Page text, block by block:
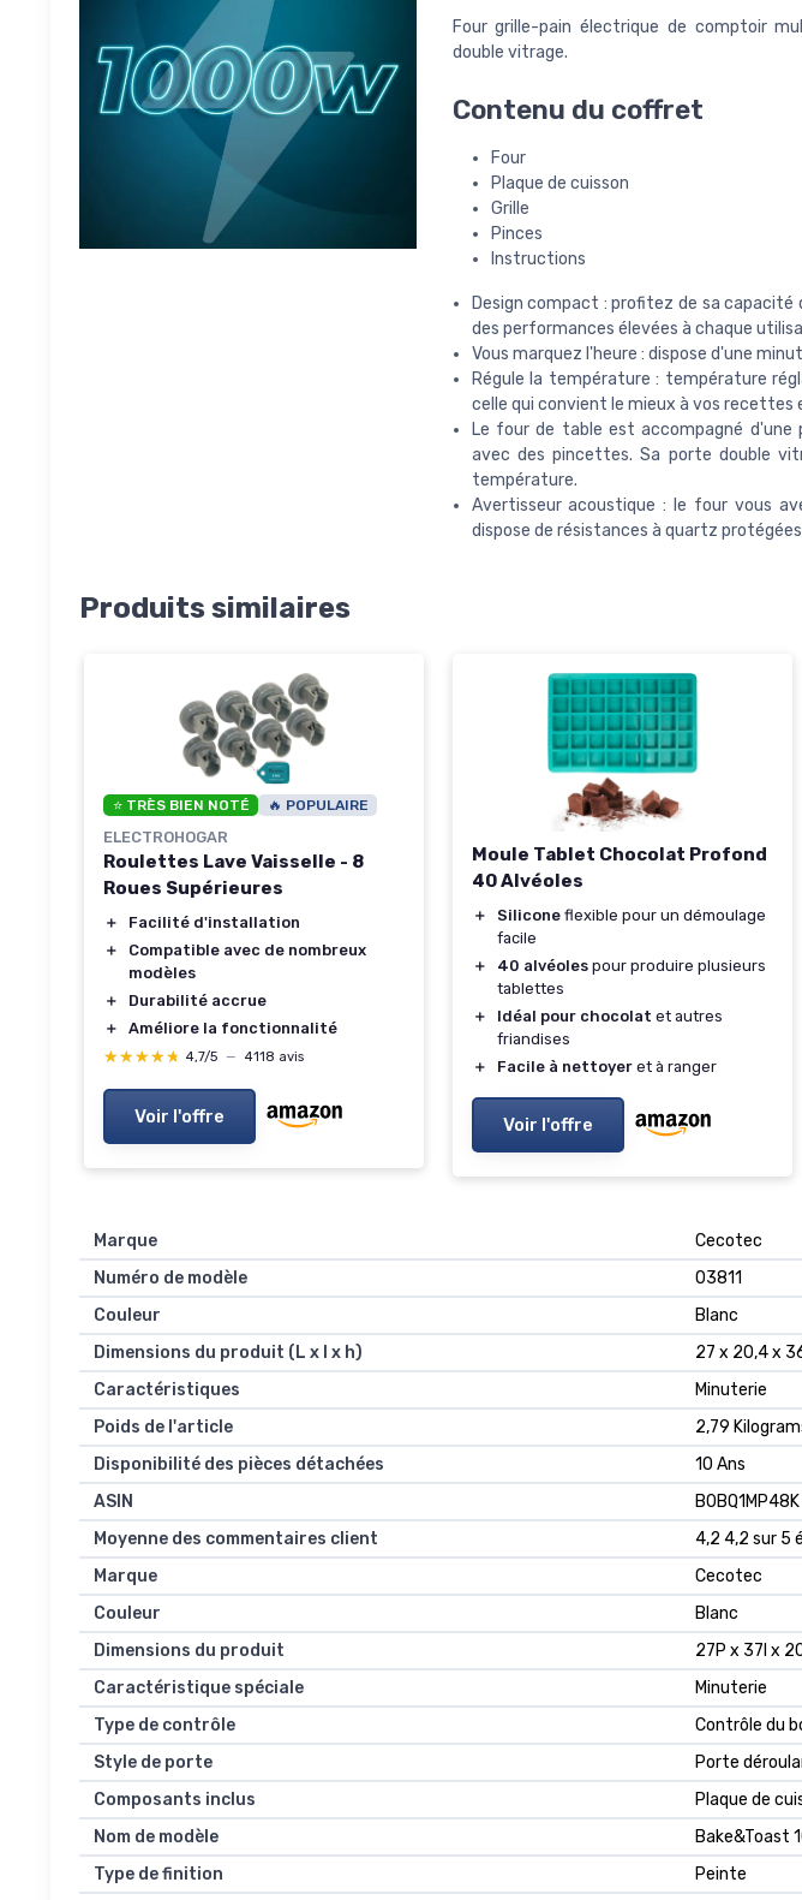
Four grille-pain électrique de comptoir
double vitrage.
Contenu du coffret
Four
Plaque de cuisson
Grille
Pinces
Instructions
Design compact : profitez de sa capacité
des performances élevées à chaque
Vous marquez l'heure : dispose d'une
Régule la température : température
celle qui convient le mieux à vos recettes
Le four de table est accompagné d'une
avec des pincettes. Sa porte double
température.
Avertisseur acoustique : le four vous
dispose de résistances à quartz
Produits similaires
⭐ TRÈS BIEN NOTÉ 🔥 POPULAIRE
ELECTROHOGAR
Roulettes Lave Vaisselle - 8
Roues Supérieures
＋
Facilité d'installation
＋
Compatible avec de nombreux
modèles
＋
Durabilité accrue
＋
Améliore la fonctionnalité
★★★★★
★★★★★ 4,7/5 — 4118 avis
Voir l'offre
Moule Tablet Chocolat Profond
40 Alvéoles
＋ Silicone flexible pour un démoulage
facile
＋
40 alvéoles pour produire plusieurs
tablettes
＋
Idéal pour chocolat et autres
friandises
＋
Facile à nettoyer et à ranger
Voir l'offre
Marque
‎Cecotec
Numéro de modèle
‎03811
Couleur
‎Blanc
Dimensions du produit (L x l x h)
‎27 x 20,4 x
Caractéristiques
‎Minuterie
Poids de l'article
‎2,79
Disponibilité des pièces détachées
‎10 Ans
ASIN
B0BQ1MP48K
Moyenne des commentaires client
4,2 4,2 sur 5
Marque
Cecotec
Couleur
Blanc
Dimensions du produit
27P x 37l x
Caractéristique spéciale
Minuterie
Type de contrôle
Contrôle du
Style de porte
Porte
Composants inclus
Plaque de
Nom de modèle
Bake&Toast
Type de finition
Peinte